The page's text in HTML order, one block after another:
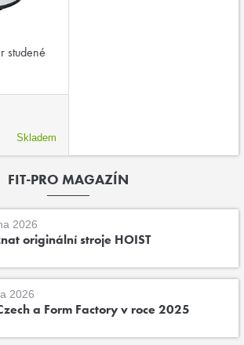
studené
Skladem
FIT-PRO MAGAZÍN
2026
originální stroje HOIST
2026
a Form Factory v roce 2025